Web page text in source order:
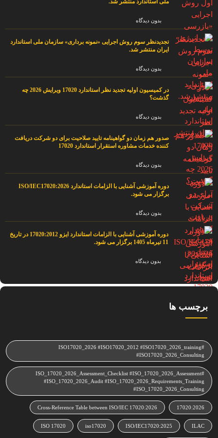
بدون دیدگاه
تجدیدنظر سوم روش اجرایی «نمونه برداری» سازمان ملی استاندارد
ایران منتشر شد.
بدون دیدگاه
در کمیسیون اولیه تجدید نظر استاندارد 17020 ویرایش 2026 چه
گذشت؟
بدون دیدگاه
صدور هم زمان دو گواهینامه تایید صلاحیت برای دو شرکت دریافت
کننده خدمات مشاوره استقرار استاندارد 17020
بدون دیدگاه
دوره آموزشی آشنایی با الزامات استاندارد ISO/IEC17020:2026
برگزار می شود.
بدون دیدگاه
دوره آموزشی آشنایی با الزامات استاندارد ایزو 17020:2012 در تاریخ
11 تیرماه 1405 برگزار می شود.
بدون دیدگاه
برچسب ها
#ISO17020_2026 #ISO17020_2012 #ISO17020_2026_training
#ISO17020_2026_Consulting
#ISO_17020_2026_Assessment_Checklist #ISO_17020_2026_Assessment
#ISO_17020_2026_Audit #ISO_17020_2026_Requirements_Training
#ISO_17020_2026_Consulting
17020:2026
Cross‑Reference Table between ISO/IEC 17020:2026
ILAC
ISO/IEC17020:2025
iso17020
ISO 17020